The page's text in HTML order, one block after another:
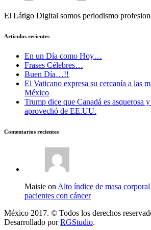
El Látigo Digital somos periodismo
Artículos recientes
En un Día como Hoy…
Frases Célebres…
Buen Día…!!
El Vaticano expresa su cercanía a las
México
Trump dice que Canadá es asquerosa
aprovechó de EE.UU.
Comentarios recientes
Maisie onAlto índice de masa
pacientes con cáncer
México 2017. © Todos los derechos
Desarrollado porRGStudio.